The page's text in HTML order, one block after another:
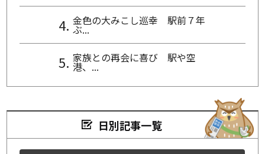
金色の大みこし巡幸 駅前７年
ぶ...
家族との再会に喜び 駅や空
港、...
日別記事一覧